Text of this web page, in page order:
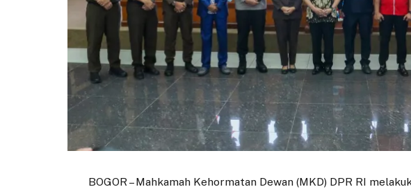
BOGOR – Mahkamah Kehormatan Dewan (MKD) DPR RI